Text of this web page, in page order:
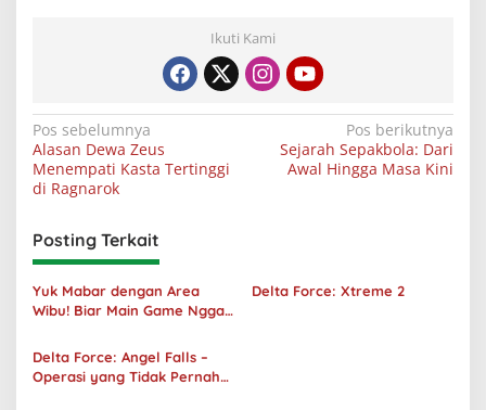
Ikuti Kami
Navigasi
pos
Pos sebelumnya
Alasan Dewa Zeus
Menempati Kasta Tertinggi
di Ragnarok
Pos berikutnya
Sejarah Sepakbola: Dari
Awal Hingga Masa Kini
Posting Terkait
Yuk Mabar dengan Area
Wibu! Biar Main Game Nggak
Delta Force: Xtreme 2
Delta Force: Angel Falls –
Operasi yang Tidak Pernah